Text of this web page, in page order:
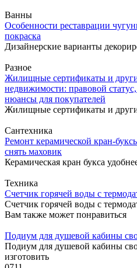
Ванны
Особенности реставрации
покраска
Дизайнерские варианты
Разное
Жилищные сертификаты и
недвижимости: правовой
нюансы для покупателей
Жилищные сертификаты и
Сантехника
Ремонт керамической кран-
снять маховик
Керамическая кран букса
Техника
Cчетчик горячей воды с
Счетчик горячей воды с
Вам также может понравиться
Подиум для душевой кабины
Подиум для душевой кабины
изготовить